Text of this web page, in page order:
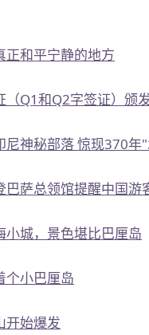
正和平宁静的地方
（Q1和Q2字签证）颁
尼神秘部落 惊现370年
巴萨总领馆提醒中国
小城，景色堪比巴厘岛
个小巴厘岛
开始爆发